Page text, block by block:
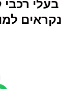
נקראים